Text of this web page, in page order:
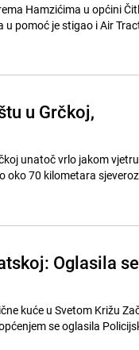
Hamzićima u općini
pomoć je stigao i Air
u Grčkoj,
unatoč vrlo jakom
oko 70 kilometara
Oglasila se
kuće u Svetom Križu
se oglasila